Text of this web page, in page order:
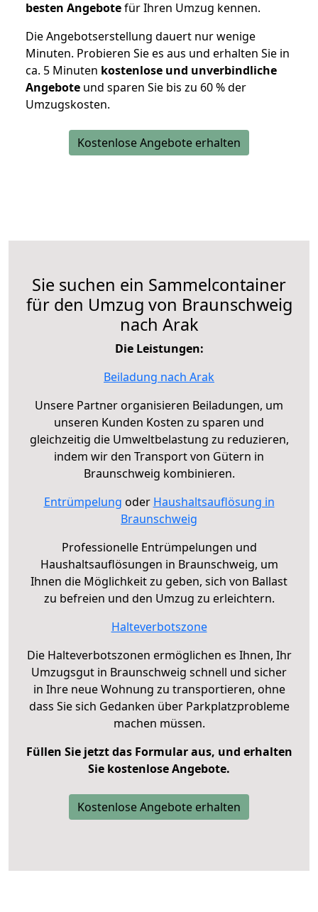
besten Angebotefür Ihren Umzug kennen.
Die Angebotserstellung dauert nur wenige
Minuten. Probieren Sie es aus und erhalten Sie in
ca. 5 Minuten kostenlose und unverbindliche
Angebote und sparen Sie bis zu 60 % der
Umzugskosten.
Kostenlose Angebote erhalten
Sie suchen ein Sammelcontainer
für den Umzug von Braunschweig
nach Arak
Die Leistungen:
Beiladung nach Arak
Unsere Partner organisieren Beiladungen, um
unseren Kunden Kosten zu sparen und
gleichzeitig die Umweltbelastung zu reduzieren,
indem wir den Transport von Gütern in
Braunschweig kombinieren.
Entrümpelung oder Haushaltsauflösung in
Braunschweig
Professionelle Entrümpelungen und
Haushaltsauflösungen in Braunschweig, um
Ihnen die Möglichkeit zu geben, sich von Ballast
zu befreien und den Umzug zu erleichtern.
Halteverbotszone
Die Halteverbotszonen ermöglichen es Ihnen, Ihr
Umzugsgut in Braunschweig schnell und sicher
in Ihre neue Wohnung zu transportieren, ohne
dass Sie sich Gedanken über Parkplatzprobleme
machen müssen.
Füllen Sie jetzt das Formular aus, und erhalten
Sie kostenlose Angebote.
Kostenlose Angebote erhalten